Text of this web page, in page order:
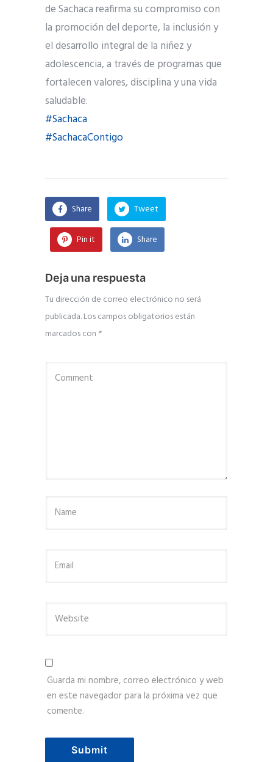
de Sachaca reafirma su compromiso con
la promoción del deporte, la inclusión y
el desarrollo integral de la niñez y
adolescencia, a través de programas que
fortalecen valores, disciplina y una vida
saludable.
#Sachaca
#SachacaContigo
Share Tweet
Pin it Share
Deja una respuesta
Tu dirección de correo electrónico no será
publicada.Los campos obligatorios están
marcados con *
Guarda mi nombre, correo electrónico y web
en este navegador para la próxima vez que
comente.